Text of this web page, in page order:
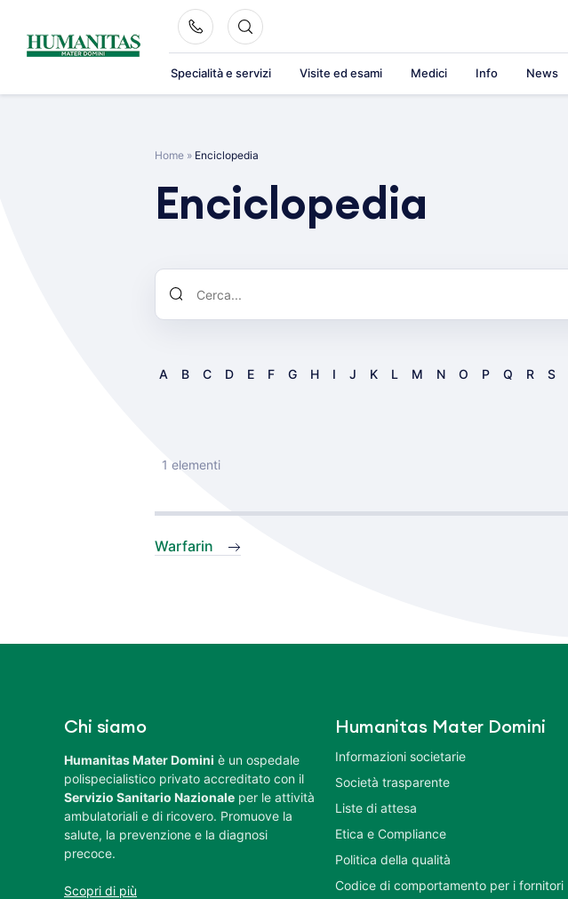
content
Specialità e servizi Visite ed esami Medici Info News
Home » Enciclopedia
Enciclopedia
A B C D E F G H I J K L M N O P Q R S
1 elementi
Warfarin
Chi siamo
Humanitas Mater Domini è un ospedale
polispecialistico privato accreditato con il
Servizio Sanitario Nazionale per le attività
ambulatoriali e di ricovero. Promuove la
salute, la prevenzione e la diagnosi
precoce.
Scopri di più
Humanitas Mater Domini
Informazioni societarie
Società trasparente
Liste di attesa
Etica e Compliance
Politica della qualità
Codice di comportamento per i fornitori